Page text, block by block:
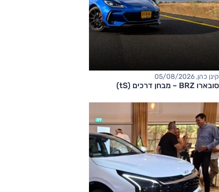
קינן כהן, 05/08/2026
סובארו BRZ – מבחן דרכים (tS)